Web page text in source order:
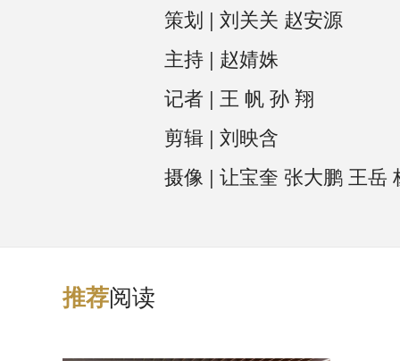
策划 | 刘关关 赵安源
主持 | 赵婧姝
记者 | 王 帆 孙 翔
剪辑 | 刘映含
摄像 | 让宝奎 张大鹏 王岳
推荐阅读